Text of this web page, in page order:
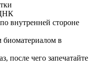
внутренней стороне
биоматериалом в
после чего запечатайте